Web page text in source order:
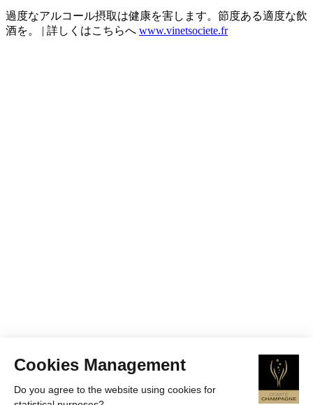
Cookies Management
Do you agree to the website using cookies for
過度なアルコール摂取は健康を害します。節度ある適度な飲
酒を。 | 詳しくはこちらへ www.vinetsociete.fr